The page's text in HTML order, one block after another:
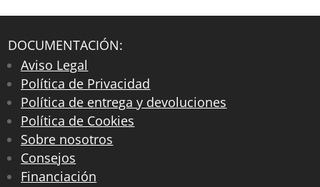
DOCUMENTACIÓN:
Aviso Legal
Política de Privacidad
Política de entrega y devoluciones
Política de Cookies
Sobre nosotros
Consejos
Financiación